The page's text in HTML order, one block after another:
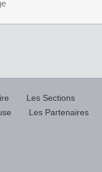
Les Sections
Les Partenaires